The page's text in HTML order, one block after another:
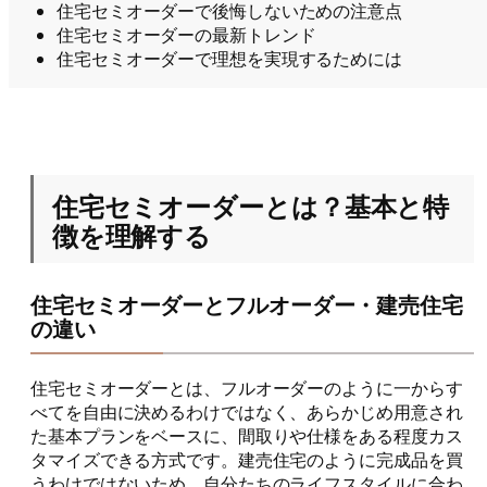
住宅セミオーダーで後悔しないための注意点
住宅セミオーダーの最新トレンド
住宅セミオーダーで理想を実現するためには
住宅セミオーダーとは？基本と特
徴を理解する
住宅セミオーダーとフルオーダー・建売住宅
の違い
住宅セミオーダーとは、フルオーダーのように一からす
べてを自由に決めるわけではなく、あらかじめ用意され
た基本プランをベースに、間取りや仕様をある程度カス
タマイズできる方式です。建売住宅のように完成品を買